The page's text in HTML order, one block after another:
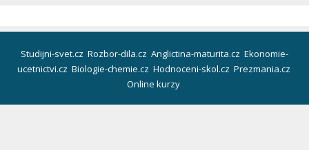
Studijni-svet.cz Rozbor-dila.cz Anglictina-maturita.cz Ekonomie-
ucetnictvi.cz Biologie-chemie.cz Hodnoceni-skol.cz Prezmania.cz
Online kurzy